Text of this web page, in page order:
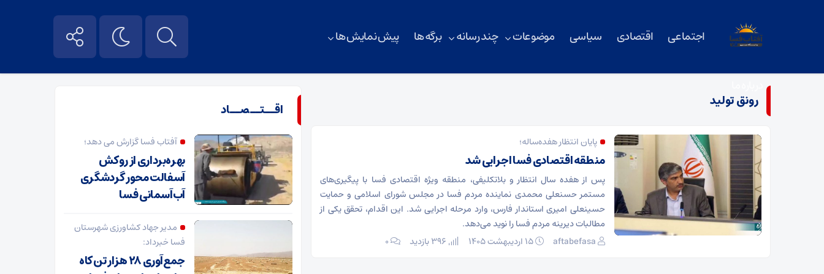
اجتماعی اقتصادی سیاسی موضوعات چند رسانه برگه ها پیش نمایش ها
رونق تولید
پایان انتظار هفده‌ساله؛
منطقه اقتصادی فسا اجرایی شد
پس از هفده سال انتظار و بلاتکلیفی، منطقه ویژه اقتصادی فسا با پیگیری‌های
مستمر حسنعلی محمدی نماینده مردم فسا در مجلس شورای اسلامی و حمایت
حسینعلی امیری استاندار فارس، وارد مرحله اجرایی شد. این اقدام، تحقق یکی از
مطالبات دیرینه مردم فسا را نوید می‌دهد.
aftabefasa
۰
اقــتــصــاد
آفتاب فسا گزارش می دهد؛
بهره‌برداری از روکش
آسفالت محور گردشگری
آب‌آسمانی فسا
مدیر جهاد کشاورزی شهرستان
فسا خبرداد:
جمع‌آوری ۲۸ هزار تن کاه